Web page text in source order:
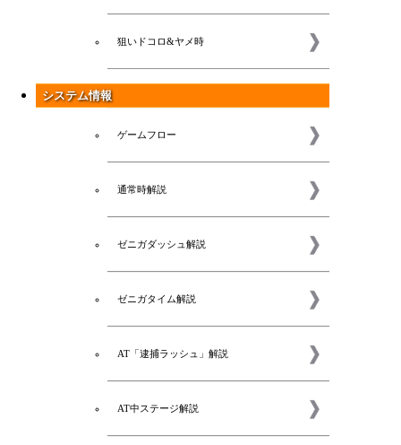
狙いドコロ&ヤメ時
システム情報
ゲームフロー
通常時解説
ゼニガダッシュ解説
ゼニガタイム解説
AT「逮捕ラッシュ」解説
AT中ステージ解説